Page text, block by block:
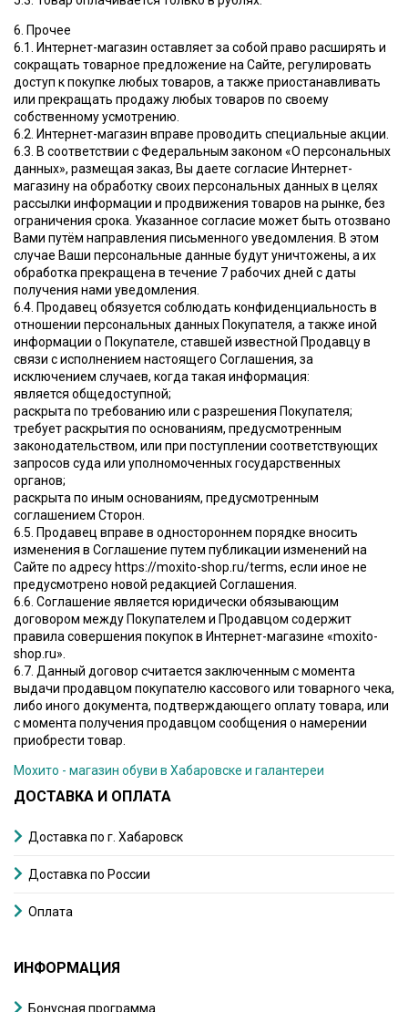
6. Прочее
6.1. Интернет-магазин оставляет за собой право расширять и
сокращать товарное предложение на Сайте, регулировать
доступ к покупке любых товаров, а также приостанавливать
или прекращать продажу любых товаров по своему
собственному усмотрению.
6.2. Интернет-магазин вправе проводить специальные акции.
6.3. В соответствии с Федеральным законом «О персональных
данных», размещая заказ, Вы даете согласие Интернет-
магазину на обработку своих персональных данных в целях
рассылки информации и продвижения товаров на рынке, без
ограничения срока. Указанное согласие может быть отозвано
Вами путём направления письменного уведомления. В этом
случае Ваши персональные данные будут уничтожены, а их
обработка прекращена в течение 7 рабочих дней с даты
получения нами уведомления.
6.4. Продавец обязуется соблюдать конфиденциальность в
отношении персональных данных Покупателя, а также иной
информации о Покупателе, ставшей известной Продавцу в
связи с исполнением настоящего Соглашения, за
исключением случаев, когда такая информация:
является общедоступной;
раскрыта по требованию или с разрешения Покупателя;
требует раскрытия по основаниям, предусмотренным
законодательством, или при поступлении соответствующих
запросов суда или уполномоченных государственных
органов;
раскрыта по иным основаниям, предусмотренным
соглашением Сторон.
6.5. Продавец вправе в одностороннем порядке вносить
изменения в Соглашение путем публикации изменений на
Сайте по адресу https://moxito-shop.ru/terms, если иное не
предусмотрено новой редакцией Соглашения.
6.6. Соглашение является юридически обязывающим
договором между Покупателем и Продавцом содержит
правила совершения покупок в Интернет-магазине «moxito-
shop.ru».
6.7. Данный договор считается заключенным с момента
выдачи продавцом покупателю кассового или товарного чека,
либо иного документа, подтверждающего оплату товара, или
с момента получения продавцом сообщения о намерении
приобрести товар.
Мохито - магазин обуви в Хабаровске и галантереи
ДОСТАВКА И ОПЛАТА
Доставка по г. Хабаровск
Доставка по России
Оплата
ИНФОРМАЦИЯ
Бонусная программа